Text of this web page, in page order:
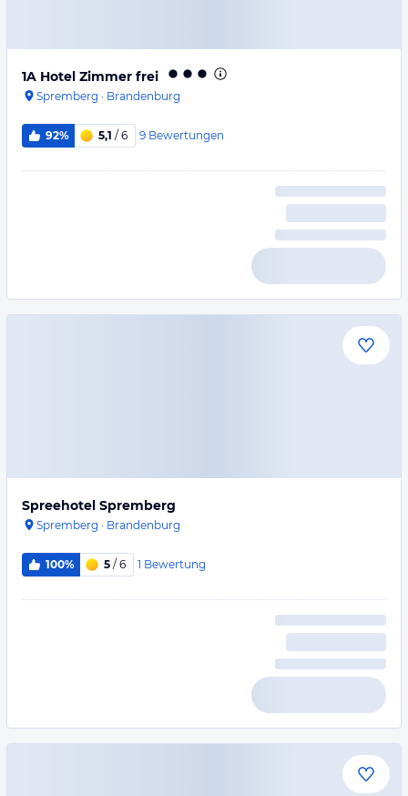
1A Hotel Zimmer frei
Spremberg · Brandenburg
92% 5,1 / 6 9 Bewertungen
Spreehotel Spremberg
Spremberg · Brandenburg
100% 5 / 6 1 Bewertung